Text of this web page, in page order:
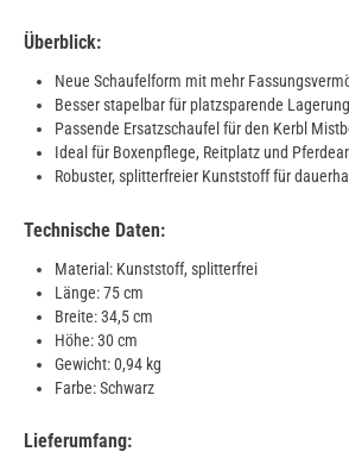
Überblick:
Neue Schaufelform mit mehr
Besser stapelbar für platzsparende Lagerung
Passende Ersatzschaufel für den Kerbl
Ideal für Boxenpflege, Reitplatz und
Robuster, splitterfreier Kunststoff für
Technische Daten:
Material: Kunststoff, splitterfrei
Länge: 75 cm
Breite: 34,5 cm
Höhe: 30 cm
Gewicht: 0,94 kg
Farbe: Schwarz
Lieferumfang: